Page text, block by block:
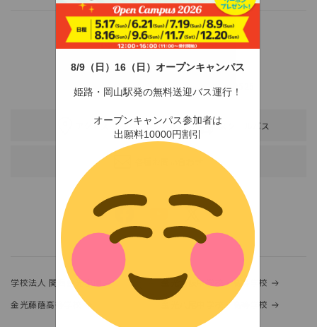
8/9（日）16（日）オープンキャンパス
姫路・岡山駅発の無料送迎バス運行！
オープンキャンパス参加者は
出願料10000円割引
〒678-0255 兵庫県赤穂市新田380-3
TEL：0791-46-2525（代）FAX：0791-46-2526
アクセス スクールバス
学校法人 関西金光学園
金光大阪中学校・高等学校
金光藤蔭高等学校
金光八尾中学校・高等学校